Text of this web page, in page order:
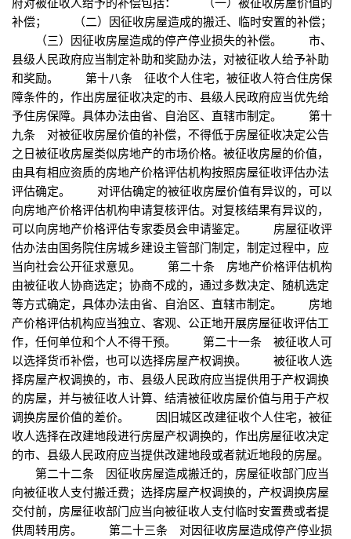
补偿； （二）因征收房屋造成的搬迁、临时安置的补偿；
（三）因征收房屋造成的停产停业损失的补偿。 市、
县级人民政府应当制定补助和奖励办法，对被征收人给予补助
和奖励。 第十八条 征收个人住宅，被征收人符合住房保
障条件的，作出房屋征收决定的市、县级人民政府应当优先给
予住房保障。具体办法由省、自治区、直辖市制定。 第十
九条 对被征收房屋价值的补偿，不得低于房屋征收决定公告
之日被征收房屋类似房地产的市场价格。被征收房屋的价值，
由具有相应资质的房地产价格评估机构按照房屋征收评估办法
评估确定。 对评估确定的被征收房屋价值有异议的，可以
向房地产价格评估机构申请复核评估。对复核结果有异议的，
可以向房地产价格评估专家委员会申请鉴定。 房屋征收评
估办法由国务院住房城乡建设主管部门制定，制定过程中，应
当向社会公开征求意见。 第二十条 房地产价格评估机构
由被征收人协商选定；协商不成的，通过多数决定、随机选定
等方式确定，具体办法由省、自治区、直辖市制定。 房地
产价格评估机构应当独立、客观、公正地开展房屋征收评估工
作，任何单位和个人不得干预。 第二十一条 被征收人可
以选择货币补偿，也可以选择房屋产权调换。 被征收人选
择房屋产权调换的，市、县级人民政府应当提供用于产权调换
的房屋，并与被征收人计算、结清被征收房屋价值与用于产权
调换房屋价值的差价。 因旧城区改建征收个人住宅，被征
收人选择在改建地段进行房屋产权调换的，作出房屋征收决定
的市、县级人民政府应当提供改建地段或者就近地段的房屋。
第二十二条 因征收房屋造成搬迁的，房屋征收部门应当
向被征收人支付搬迁费；选择房屋产权调换的，产权调换房屋
交付前，房屋征收部门应当向被征收人支付临时安置费或者提
供周转用房。 第二十三条 对因征收房屋造成停产停业损